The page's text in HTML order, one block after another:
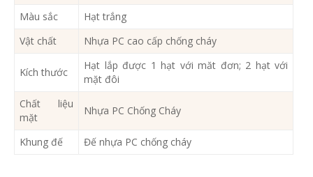
Màu sắc
Hạt trắng
Vật chất
Nhựa PC cao cấp chống cháy
Kích thước
Hạt lắp được 1 hạt với măt đơn; 2 hạt với
mặt đôi
Chất liệu
mặt
Nhựa PC Chống Cháy
Khung đế Đế nhựa PC chống cháy